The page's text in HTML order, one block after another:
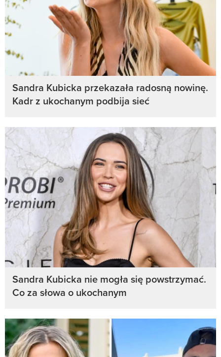
Sandra Kubicka przekazała radosną nowinę.
Kadr z ukochanym podbija sieć
Sandra Kubicka nie mogła się powstrzymać.
Co za słowa o ukochanym